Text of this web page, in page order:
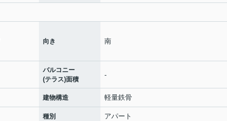
向き 南
バルコニー
(テラス)面積
-
建物構造 軽量鉄骨
種別 アパート